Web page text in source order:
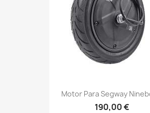
Motor Para Segway
190,00 €